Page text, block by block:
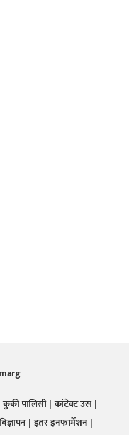
कुकी पालिसी कांटेक्ट उस
इतर इनफार्मेशन